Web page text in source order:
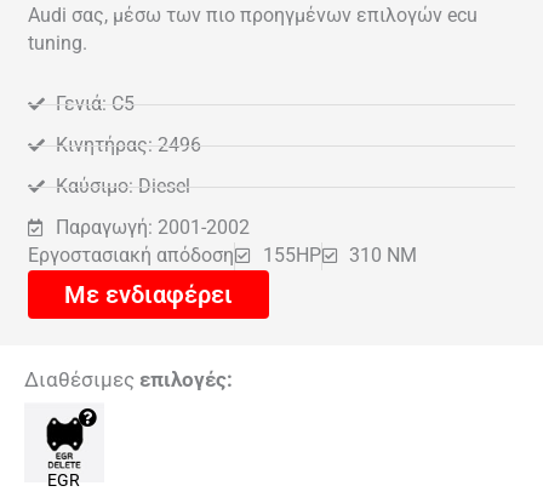
Audi σας, μέσω των πιο προηγμένων επιλογών ecu
tuning.
Γενιά: C5
Κινητήρας: 2496
Καύσιμο: Diesel
Παραγωγή: 2001-2002
Εργοστασιακή απόδοση
155HP 310 NM
Με ενδιαφέρει
Διαθέσιμες επιλογές:
EGR